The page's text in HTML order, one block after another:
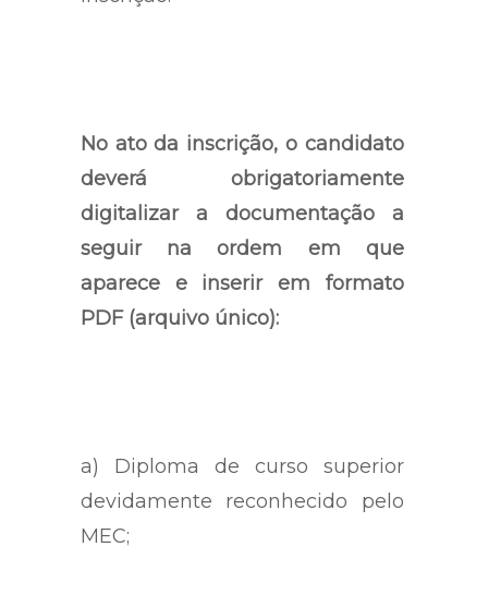
No ato da inscrição, o candidato
deverá obrigatoriamente
digitalizar a documentação a
seguir na ordem em que
aparece e inserir em formato
PDF (arquivo único):
a) Diploma de curso superior
devidamente reconhecido pelo
MEC;